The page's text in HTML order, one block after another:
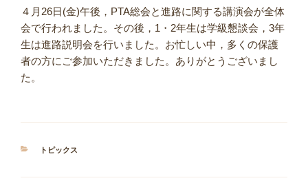
４月26日(金)午後，PTA総会と進路に関する講演会が全体
会で行われました。その後，1・2年生は学級懇談会，3年
生は進路説明会を行いました。お忙しい中，多くの保護
者の方にご参加いただきました。ありがとうございまし
た。
カ
トピックス